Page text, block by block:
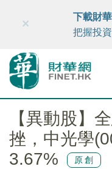
財華智庫網
×
下載財
把握投
【異動股】
挫，中光學
3.67%
原創